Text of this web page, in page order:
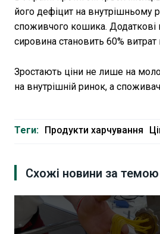
його дефіцит на внутрішньому
споживчого кошика. Додаткові
сировина становить 60%
Зростають ціни не лише на
на внутрішній ринок, а
Теги: Продукти харчування
Схожі новини за темою